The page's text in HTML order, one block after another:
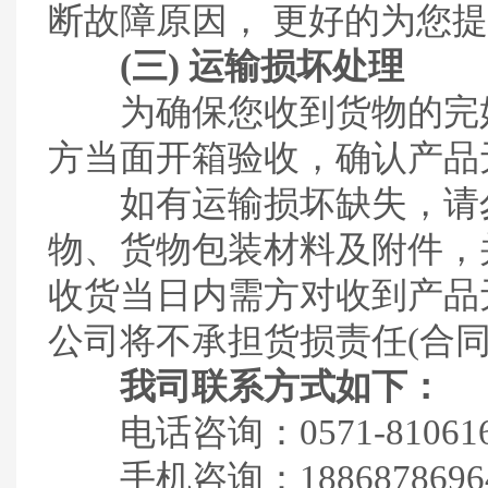
断故障原因， 更好的为您
(三) 运输损坏处理
为确保您收到货物的完
方当面开箱验收，确认产
如有运输损坏缺失，请
物、货物包装材料及附件
收货当日内需方对收到产
公司将不承担货损责任(合
我司联系方式如下：
电话咨询：0571-
手机咨询：